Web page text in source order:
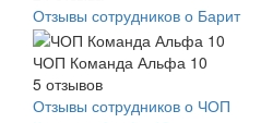
Отзывы сотрудников о Барит
ЧОП Команда Альфа 10
5 отзывов
Отзывы сотрудников о ЧОП